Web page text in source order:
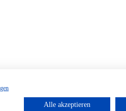
Alle akzeptieren